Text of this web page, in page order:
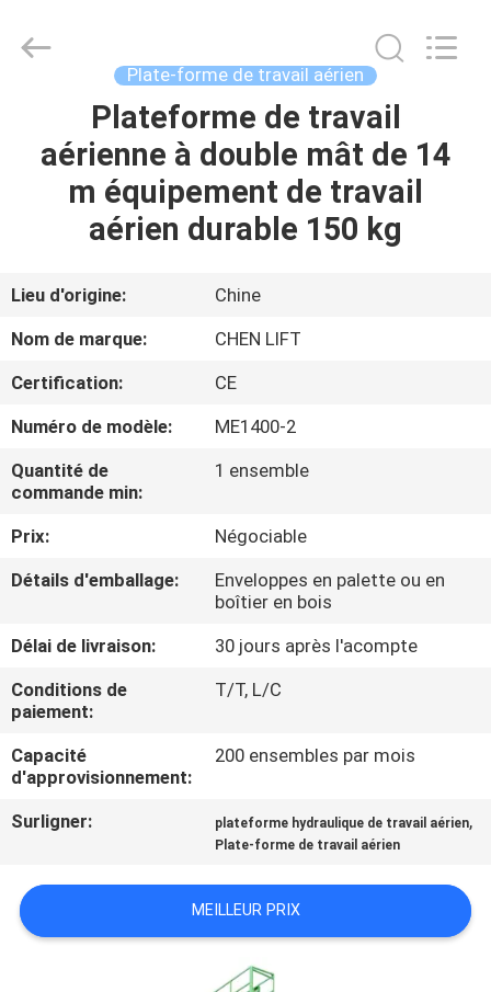
MAISON
À
PROPOS
NOUS
DE
L'USINE
CONTRÔLE
DE
LA
QUALITÉ
NOUS
CONTACTER
NOUVELLES
MACHINERY
Plate-forme de travail aérien
Plateforme de travail
aérienne à double mât de 14
m équipement de travail
aérien durable 150 kg
Lieu d'origine:
Chine
Nom de marque:
CHEN LIFT
Certification:
CE
Numéro de modèle:
ME1400-2
Quantité de
commande min:
1 ensemble
Prix:
Négociable
Détails d'emballage:
Enveloppes en palette ou en
boîtier en bois
Délai de livraison:
30 jours après l'acompte
Conditions de
paiement:
T/T, L/C
Capacité
d'approvisionnement:
200 ensembles par mois
Surligner: plateforme hydraulique de travail aérien,
Plate-forme de travail aérien
MEILLEUR PRIX